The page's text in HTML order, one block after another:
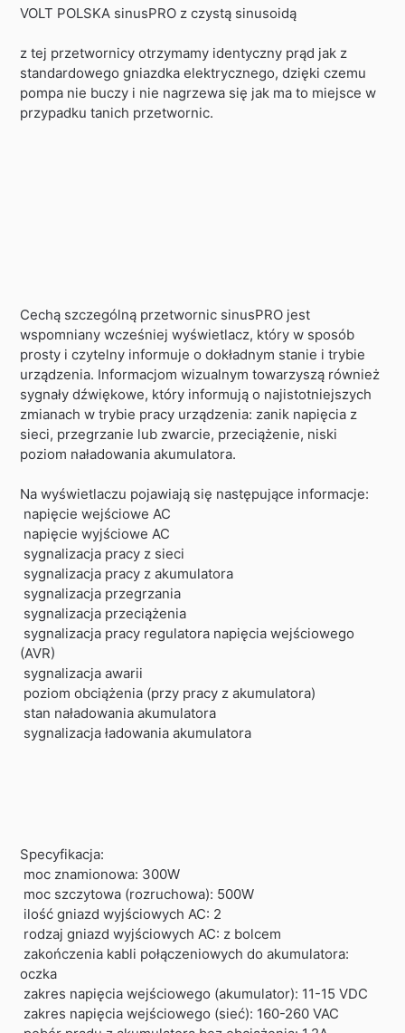
VOLT POLSKA sinusPRO z czystą sinusoidą
z tej przetwornicy otrzymamy identyczny prąd jak z
standardowego gniazdka elektrycznego, dzięki czemu
pompa nie buczy i nie nagrzewa się jak ma to miejsce w
przypadku tanich przetwornic.
Cechą szczególną przetwornic sinusPRO jest
wspomniany wcześniej wyświetlacz, który w sposób
prosty i czytelny informuje o dokładnym stanie i trybie
urządzenia. Informacjom wizualnym towarzyszą również
sygnały dźwiękowe, który informują o najistotniejszych
zmianach w trybie pracy urządzenia: zanik napięcia z
sieci, przegrzanie lub zwarcie, przeciążenie, niski
poziom naładowania akumulatora.
Na wyświetlaczu pojawiają się następujące informacje:
napięcie wejściowe AC
napięcie wyjściowe AC
sygnalizacja pracy z sieci
sygnalizacja pracy z akumulatora
sygnalizacja przegrzania
sygnalizacja przeciążenia
sygnalizacja pracy regulatora napięcia wejściowego
(AVR)
sygnalizacja awarii
poziom obciążenia (przy pracy z akumulatora)
stan naładowania akumulatora
sygnalizacja ładowania akumulatora
Specyfikacja:
moc znamionowa: 300W
moc szczytowa (rozruchowa): 500W
ilość gniazd wyjściowych AC: 2
rodzaj gniazd wyjściowych AC: z bolcem
zakończenia kabli połączeniowych do akumulatora:
oczka
zakres napięcia wejściowego (akumulator): 11-15 VDC
zakres napięcia wejściowego (sieć): 160-260 VAC